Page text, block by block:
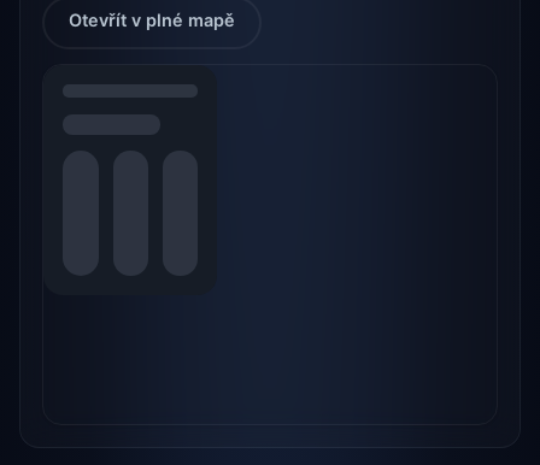
Otevřít v plné mapě